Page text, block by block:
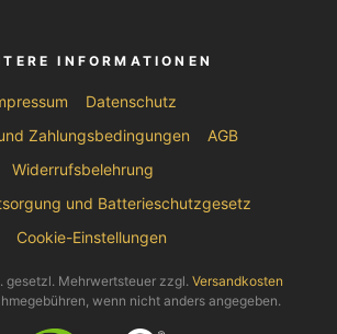
INFORMATIONEN
Datenschutz
Zahlungsbedingungen
AGB
Widerrufsbelehrung
und Batterieschutzgesetz
Cookie-Einstellungen
gesetzl. Mehrwertsteuer zzgl. Versandkosten
wenn nicht anders angegeben.